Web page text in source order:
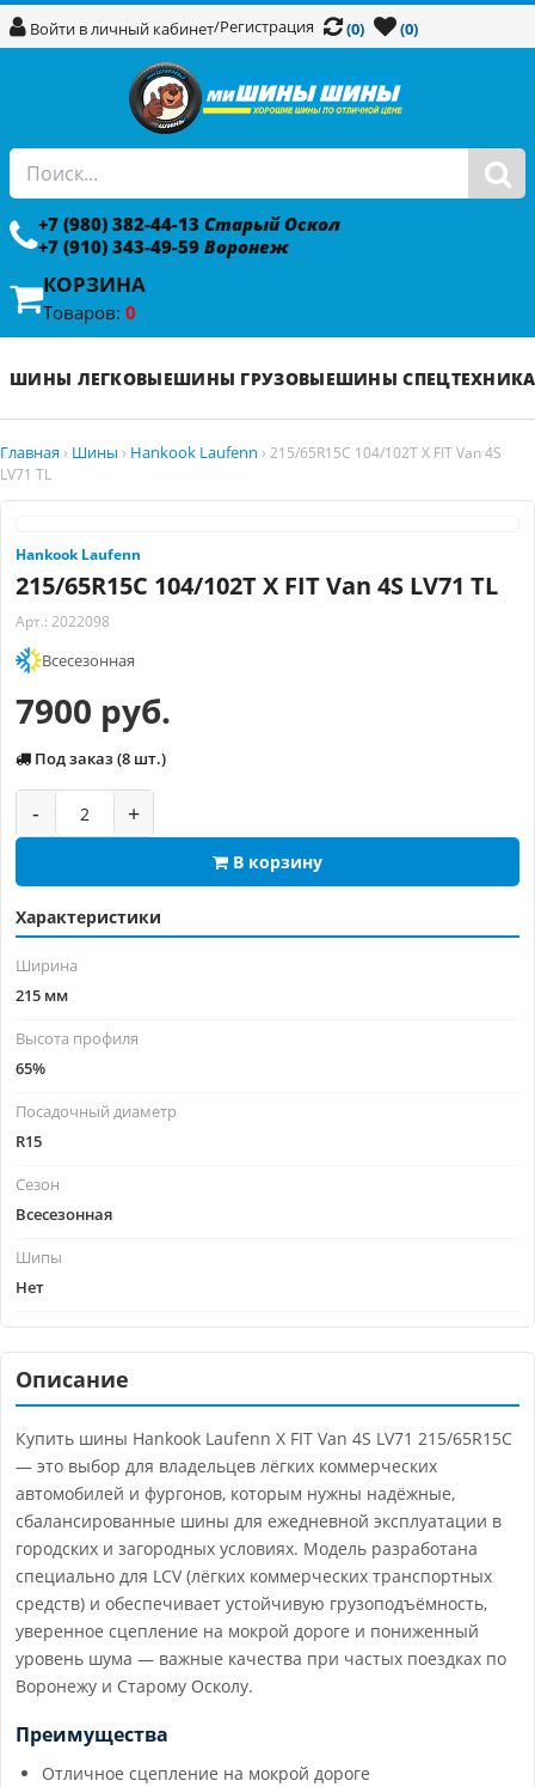
Войти в личный кабинет/Регистрация (0) (0)
+7 (980) 382-44-13 Старый Оскол
+7 (910) 343-49-59 Воронеж
КОРЗИНА
Товаров: 0
ШИНЫ ЛЕГКОВЫЕШИНЫ ГРУЗОВЫЕШИНЫ СПЕЦТЕХНИКА
Главная › Шины › Hankook Laufenn › 215/65R15C 104/102T X FIT Van 4S
LV71 TL
Hankook Laufenn
215/65R15C 104/102T X FIT Van 4S LV71 TL
Арт.: 2022098
Всесезонная
7900 руб.
Под заказ (8 шт.)
- +
В корзину
Характеристики
Ширина
215 мм
Высота профиля
65%
Посадочный диаметр
R15
Сезон
Всесезонная
Шипы
Нет
Описание
Купить шины Hankook Laufenn X FIT Van 4S LV71 215/65R15C
— это выбор для владельцев лёгких коммерческих
автомобилей и фургонов, которым нужны надёжные,
сбалансированные шины для ежедневной эксплуатации в
городских и загородных условиях. Модель разработана
специально для LCV (лёгких коммерческих транспортных
средств) и обеспечивает устойчивую грузоподъёмность,
уверенное сцепление на мокрой дороге и пониженный
уровень шума — важные качества при частых поездках по
Воронежу и Старому Осколу.
Преимущества
Отличное сцепление на мокрой дороге